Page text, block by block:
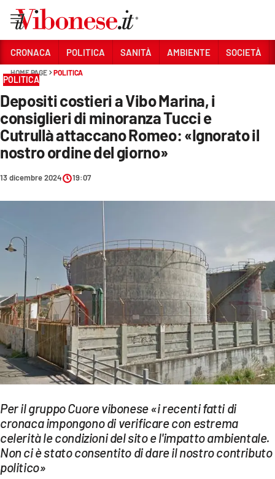
Sezioni
CRONACA
POLITICA
SANITÀ
AMBIENTE
SOCIETÀ
ECONOMIA E LAVORO
EVENTI
SPORT
Streaming
LAC TV
LAC ONAIR
LaC
Network
CRONACA POLITICA SANITÀ AMBIENTE SOCIETÀ
HOME PAGE POLITICA
POLITICA
Depositi costieri a Vibo Marina, i
consiglieri di minoranza Tucci e
Cutrullà attaccano Romeo: «Ignorato il
nostro ordine del giorno»
13 dicembre 2024 19:07
Per il gruppo Cuore vibonese «i recenti fatti di
cronaca impongono di verificare con estrema
celerità le condizioni del sito e l'impatto ambientale.
Non ci è stato consentito di dare il nostro contributo
politico»